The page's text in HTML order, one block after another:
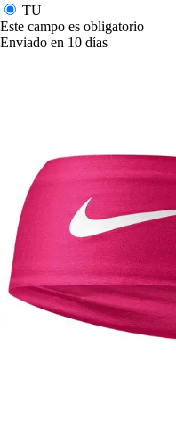
TU
Este campo es obligatorio
Enviado en 10 días